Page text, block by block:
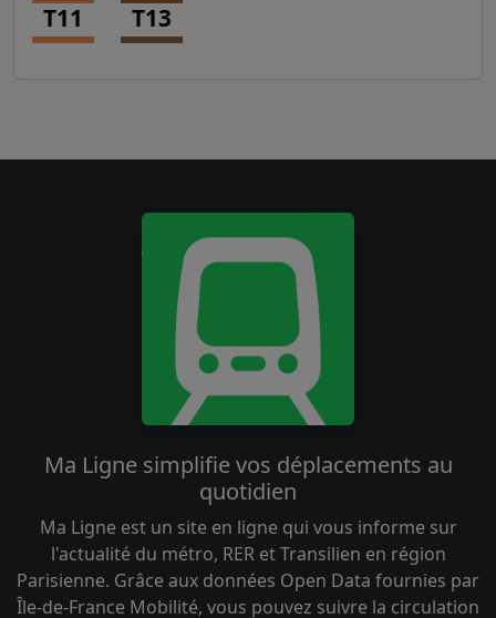
T11 T13
Ma Ligne simplifie vos déplacements au
quotidien
Ma Ligne est un site en ligne qui vous informe sur
l'actualité du métro, RER et Transilien en région
Parisienne. Grâce aux données Open Data fournies par
Île-de-France Mobilité, vous pouvez suivre la circulation